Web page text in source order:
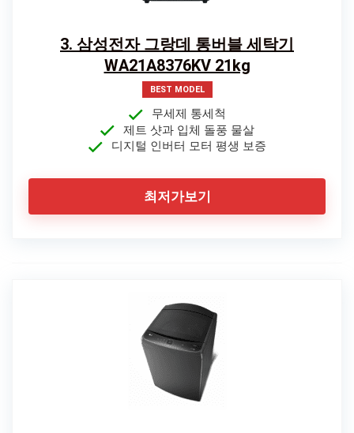
3. 삼성전자 그랑데 통버블 세탁기
WA21A8376KV 21kg
BEST MODEL
무세제 통세척
제트 샷과 입체 돌풍 물살
디지털 인버터 모터 평생 보증
최저가보기